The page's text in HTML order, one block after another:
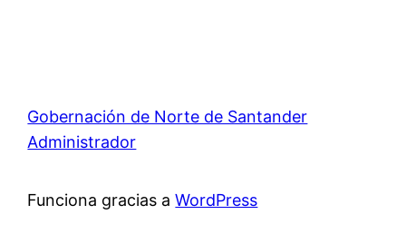
Gobernación de Norte de Santander
Administrador
Funciona gracias aWordPress